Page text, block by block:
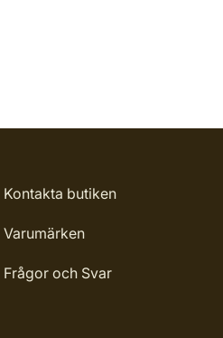
Kontakta butiken
Varumärken
Frågor och Svar